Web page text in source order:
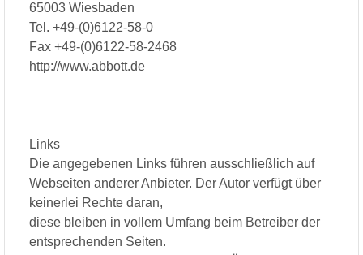
65003 Wiesbaden
Tel. +49-(0)6122-58-0
Fax +49-(0)6122-58-2468
http://www.abbott.de
Links
Die angegebenen Links führen ausschließlich auf
Webseiten anderer Anbieter. Der Autor verfügt über
keinerlei Rechte daran,
diese bleiben in vollem Umfang beim Betreiber der
entsprechenden Seiten.